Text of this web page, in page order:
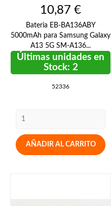
Precio
10,87 €
Bateria EB-BA136ABY
5000mAh para Samsung Galaxy
A13 5G SM-A136...
Últimas unidades en
Stock: 2
52336
AÑADIR AL CARRITO